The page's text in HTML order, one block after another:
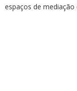
espaços de